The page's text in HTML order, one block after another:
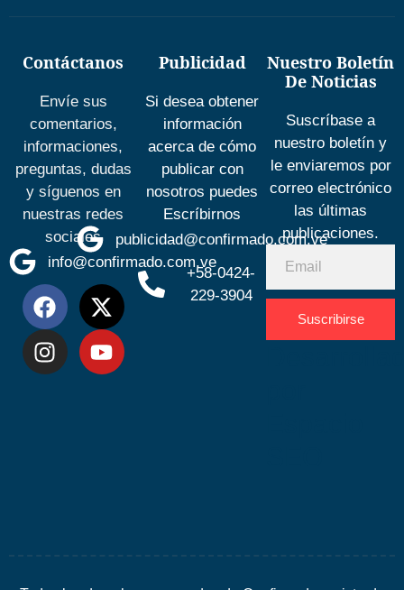
Contáctanos
Envíe sus
comentarios,
informaciones,
preguntas, dudas
y síguenos en
nuestras redes
sociales
info@confirmado.com.ve
Publicidad
Si desea obtener
información
acerca de cómo
publicar con
nosotros puedes
Escríbirnos
publicidad@confirmado.com.ve
+58-0424-
229-3904
Nuestro Boletín
De Noticias
Suscríbase a
nuestro boletín y
le enviaremos por
correo electrónico
las últimas
publicaciones.
Suscribirse